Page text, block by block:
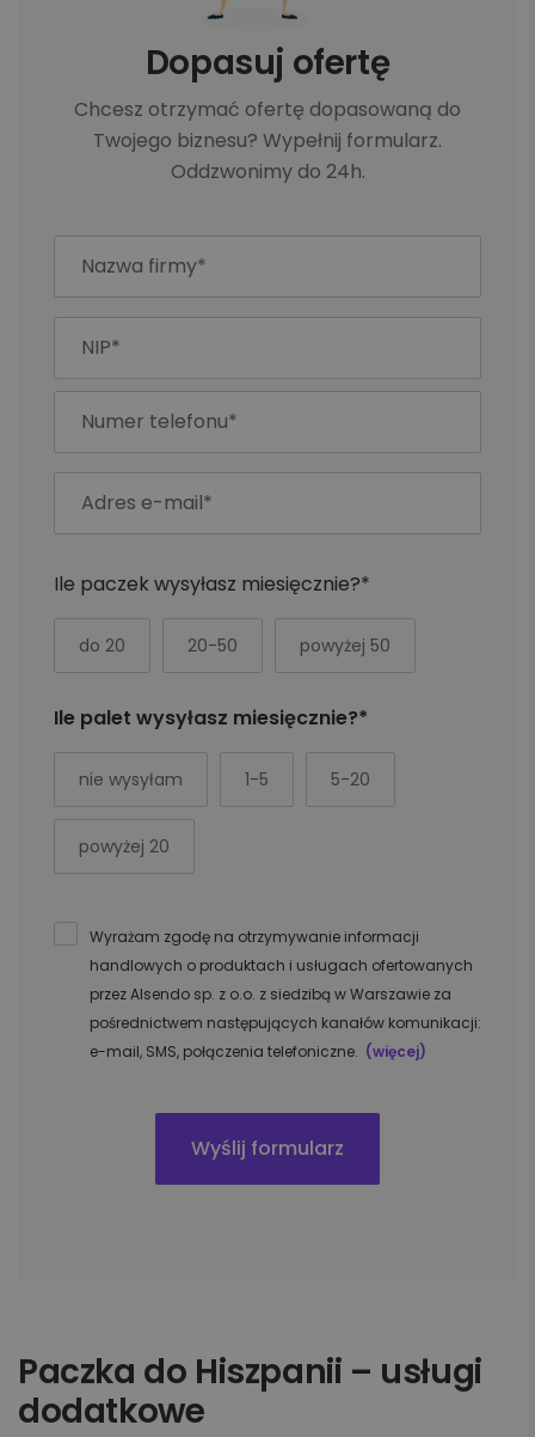
Dopasuj ofertę
Chcesz otrzymać ofertę dopasowaną do
Twojego biznesu? Wypełnij formularz.
Oddzwonimy do 24h.
Ile paczek wysyłasz miesięcznie?*
do 20 20-50 powyżej 50
Ile palet wysyłasz miesięcznie?*
nie wysyłam 1-5 5-20
powyżej 20
Wyrażam zgodę na otrzymywanie informacji
handlowych o produktach i usługach ofertowanych
przez Alsendo sp. z o.o. z siedzibą w Warszawie za
pośrednictwem następujących kanałów komunikacji:
e-mail, SMS, połączenia telefoniczne. (więcej)
Paczka do Hiszpanii – usługi
dodatkowe